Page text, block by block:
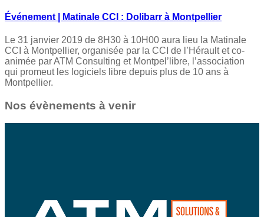
Événement | Matinale CCI : Dolibarr à Montpellier
Le 31 janvier 2019 de 8H30 à 10H00 aura lieu la Matinale
CCI à Montpellier, organisée par la CCI de l’Hérault et co-
animée par ATM Consulting et Montpel’libre, l’association
qui promeut les logiciels libre depuis plus de 10 ans à
Montpellier.
Nos évènements à venir